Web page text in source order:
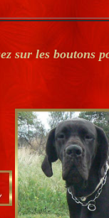
sur les boutons